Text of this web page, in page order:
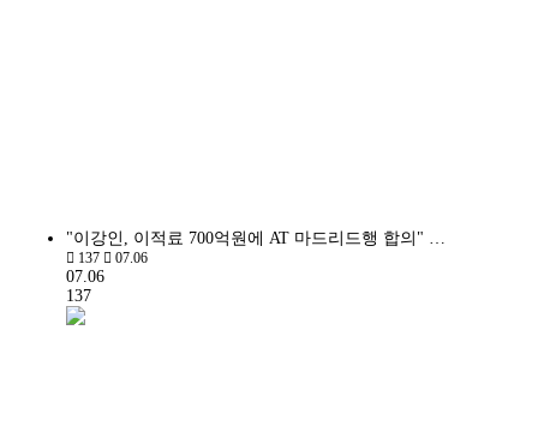
"이강인, 이적료 700억원에 AT 마드리드행 합의" …
137 07.06
07.06
137